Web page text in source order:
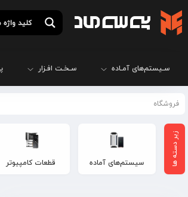
سـیستم‌های آمـاده سـخـت افـزار
فروشگاه
سیستم‌های آماده قطعات کامپیوتر